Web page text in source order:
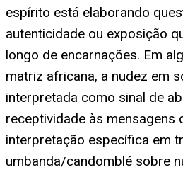
espírito está elaborando
autenticidade ou exposição
longo de encarnações. Em
matriz africana, a nudez em
interpretada como sinal de
receptividade às mensagens
interpretação específica em
umbanda/candomblé sobre